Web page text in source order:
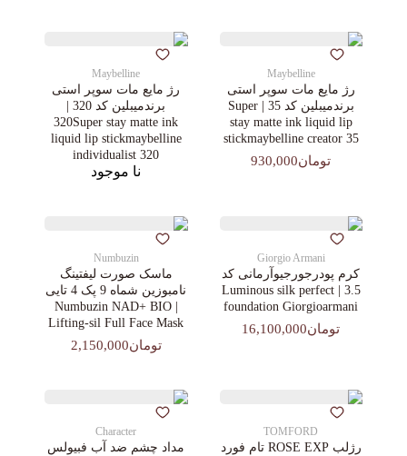
Maybelline
رژ مایع مات سوپر استی‌
برندمیبلین کد 35 | Super
stay matte ink liquid lip
stickmaybelline creator 35
تومان930,000
Maybelline
رژ مایع مات سوپر استی‌
برندمیبلین کد 320 |
320Super stay matte ink
liquid lip stickmaybelline
individualist 320
نا موجود
Giorgio Armani
کرم پودرجورجیوآرمانی کد
3.5 | Luminous silk perfect
foundation Giorgioarmani
تومان16,100,000
Numbuzin
ماسک صورت لیفتینگ
نامبوزین شماه 9 پک 4 تایی
| Numbuzin NAD+ BIO
Lifting-sil Full Face Mask
تومان2,150,000
TOMFORD
رژلب ROSE EXP تام فورد
Character
مداد چشم ضد آب فبیولس